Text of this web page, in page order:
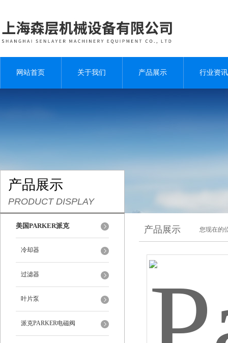
网站首页 关于我们 产品展示 行业资讯
产品展示
PRODUCT DISPLAY
美国PARKER派克
冷却器
过滤器
叶片泵
派克PARKER电磁阀
产品展示 您现在的